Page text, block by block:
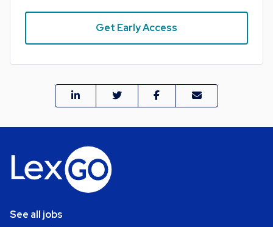
Get Early Access
See all jobs